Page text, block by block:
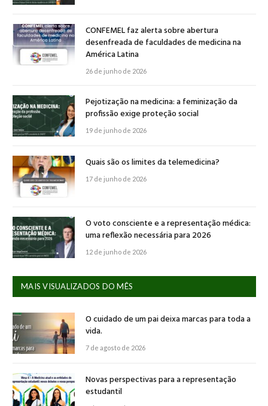
CONFEMEL faz alerta sobre abertura
desenfreada de faculdades de medicina na
América Latina
26 de junho de 2026
Pejotização na medicina: a feminização da
profissão exige proteção social
19 de junho de 2026
Quais são os limites da telemedicina?
17 de junho de 2026
O voto consciente e a representação médica:
uma reflexão necessária para 2026
12 de junho de 2026
MAIS VISUALIZADOS DO MÊS
O cuidado de um pai deixa marcas para toda a
vida.
7 de agosto de 2026
Novas perspectivas para a representação
estudantil